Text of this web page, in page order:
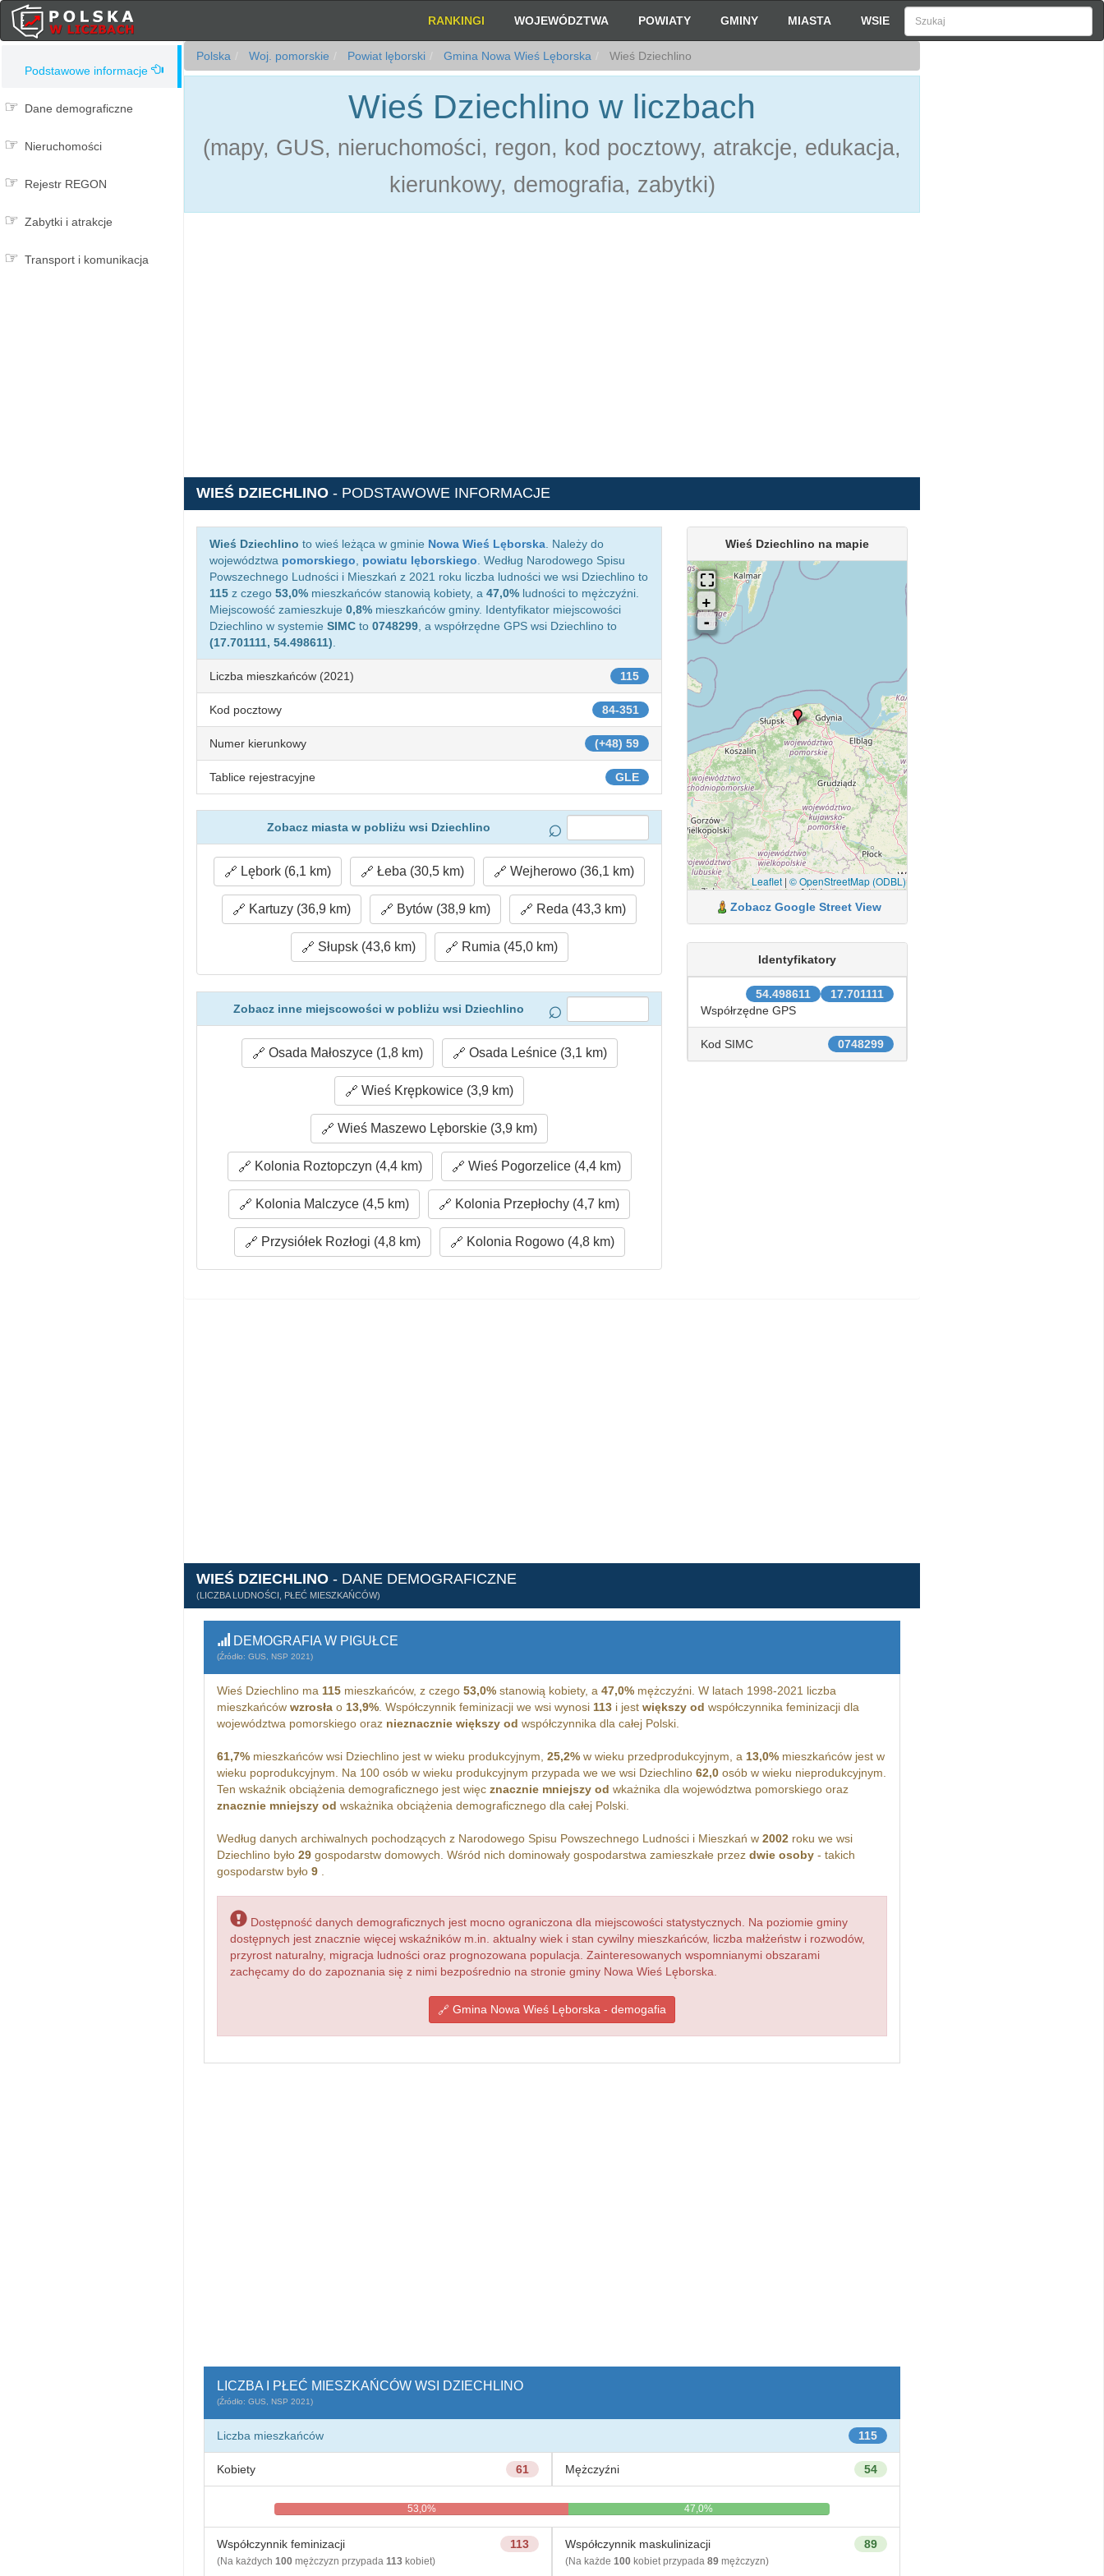
RANKINGI WOJEWÓDZTWA POWIATY GMINY MIASTA WSIE
Podstawowe informacje
Dane demograficzne
Nieruchomości
Rejestr REGON
Zabytki i atrakcje
Transport i komunikacja
Polska Woj. pomorskie Powiat lęborski Gmina Nowa Wieś Lęborska Wieś Dziechlino
Wieś Dziechlino w liczbach
(mapy, GUS, nieruchomości, regon, kod pocztowy, atrakcje, edukacja,
kierunkowy, demografia, zabytki)
WIEŚ DZIECHLINO - PODSTAWOWE INFORMACJE
Wieś Dziechlino to wieś leżąca w gminie Nowa Wieś Lęborska . Należy do
województwa pomorskiego powiatu lęborskiego . Według Narodowego Spisu
Powszechnego Ludności i Mieszkań z 2021 roku liczba ludności we wsi Dziechlino to
115 z czego 53,0% mieszkańców stanowią kobiety, a 47,0% ludności to mężczyźni.
Miejscowość zamieszkuje 0,8% mieszkańców gminy. Identyfikator miejscowości
Dziechlino w systemie SIMC to 0748299 , a współrzędne GPS wsi Dziechlino to
(17.701111, 54.498611)
115
Liczba mieszkańców (2021)
84-351
Kod pocztowy
(+48) 59
Numer kierunkowy
GLE
Tablice rejestracyjne
Zobacz miasta w pobliżu wsi Dziechlino
Lębork (6,1 km) Łeba (30,5 km) Wejherowo (36,1 km)
Kartuzy (36,9 km) Bytów (38,9 km) Reda (43,3 km)
Słupsk (43,6 km) Rumia (45,0 km)
Zobacz inne miejscowości w pobliżu wsi Dziechlino
Osada Małoszyce (1,8 km) Osada Leśnice (3,1 km)
Wieś Krępkowice (3,9 km)
Wieś Maszewo Lęborskie (3,9 km)
Kolonia Roztopczyn (4,4 km) Wieś Pogorzelice (4,4 km)
Kolonia Malczyce (4,5 km) Kolonia Przepłochy (4,7 km)
Przysiółek Rozłogi (4,8 km) Kolonia Rogowo (4,8 km)
Wieś Dziechlino na mapie
Leaflet| © OpenStreetMap (ODBL)
Zobacz Google Street View
Identyfikatory
17.701111
54.498611
Współrzędne GPS
0748299
Kod SIMC
WIEŚ DZIECHLINO - DANE DEMOGRAFICZNE
(LICZBA LUDNOŚCI, PŁEĆ MIESZKAŃCÓW)
DEMOGRAFIA W PIGUŁCE
(Źródło: GUS, NSP 2021)
Wieś Dziechlino ma 115mieszkańców, z czego 53,0%stanowią kobiety, a 47,0%mężczyźni. W latach 1998-2021 liczba
mieszkańców wzrosłao 13,9%. Współczynnik feminizacji we wsi wynosi 113i jest większy od współczynnika feminizacji dla
województwa pomorskiego oraz nieznacznie większy od współczynnika dla całej Polski.
61,7%mieszkańców wsi Dziechlino jest w wieku produkcyjnym, 25,2%w wieku przedprodukcyjnym, a 13,0%mieszkańców jest w
wieku poprodukcyjnym. Na 100 osób w wieku produkcyjnym przypada we we wsi Dziechlino 62,0osób w wieku nieprodukcyjnym.
Ten wskaźnik obciążenia demograficznego jest więc znacznie mniejszy od wkażnika dla województwa pomorskiego oraz
znacznie mniejszy od wskażnika obciążenia demograficznego dla całej Polski.
Według danych archiwalnych pochodzących z Narodowego Spisu Powszechnego Ludności i Mieszkań w 2002roku we wsi
Dziechlino było 29gospodarstw domowych. Wśród nich dominowały gospodarstwa zamieszkałe przez dwie osoby- takich
gospodarstw było 9.
Dostępność danych demograficznych jest mocno ograniczona dla miejscowości statystycznych. Na poziomie gminy
dostępnych jest znacznie więcej wskaźników m.in. aktualny wiek i stan cywilny mieszkańców, liczba małżeństw i rozwodów,
przyrost naturalny, migracja ludności oraz prognozowana populacja. Zainteresowanych wspomnianymi obszarami
zachęcamy do do zapoznania się z nimi bezpośrednio na stronie gminy Nowa Wieś Lęborska.
Gmina Nowa Wieś Lęborska - demogafia
LICZBA I PŁEĆ MIESZKAŃCÓW WSI DZIECHLINO
(Źródło: GUS, NSP 2021)
115
Liczba mieszkańców
61
Kobiety 54
Mężczyźni
53,0% 47,0%
113
Współczynnik feminizacji
(Na każdych 100mężczyzn przypada 113kobiet)
89
Współczynnik maskulinizacji
(Na każde 100kobiet przypada 89mężczyzn)